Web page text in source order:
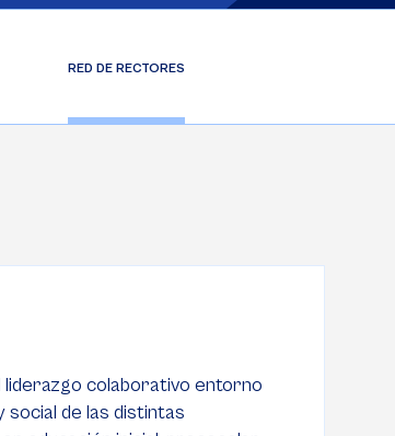
RED DE RECTORES
colaborativo entorno
social de las distintas